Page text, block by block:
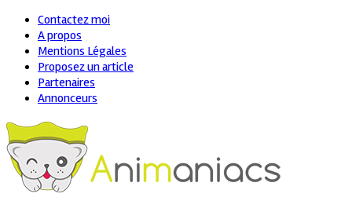
Contactez moi
A propos
Mentions Légales
Proposez un article
Partenaires
Annonceurs